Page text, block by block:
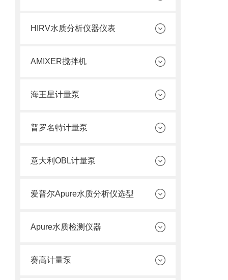
HIRV水质分析仪器仪表
AMIXER搅拌机
海王星计量泵
普罗名特计量泵
意大利OBL计量泵
爱普尔Apure水质分析仪选型
Apure水质检测仪器
赛高计量泵